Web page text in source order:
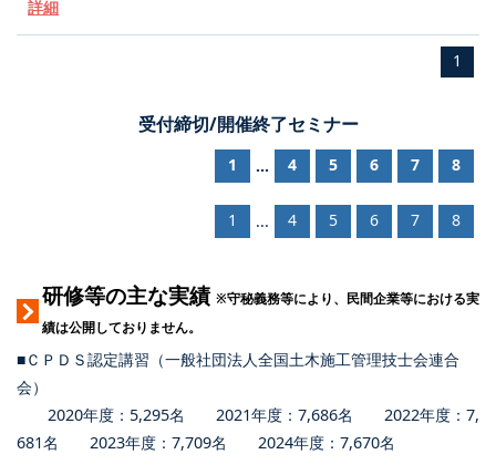
詳細
1
受付締切/開催終了セミナー
1 ... 4 5 6 7 8
1 ... 4 5 6 7 8
研修等の主な実績 ※守秘義務等により、民間企業等における実
績は公開しておりません。
■ＣＰＤＳ認定講習（一般社団法人全国土木施工管理技士会連合
会）
2020年度：5,295名 2021年度：7,686名 2022年度：7,
681名 2023年度：7,709名 2024年度：7,670名